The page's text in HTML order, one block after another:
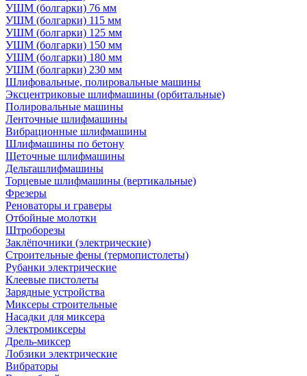
УШМ (болгарки) 76 мм
УШМ (болгарки) 115 мм
УШМ (болгарки) 125 мм
УШМ (болгарки) 150 мм
УШМ (болгарки) 180 мм
УШМ (болгарки) 230 мм
Шлифовальные, полировальные машины
Эксцентриковые шлифмашины (орбитальные)
Полировальные машины
Ленточные шлифмашины
Вибрационные шлифмашины
Шлифмашины по бетону
Щеточные шлифмашины
Дельташлифмашины
Торцевые шлифмашины (вертикальные)
Фрезеры
Реноваторы и граверы
Отбойные молотки
Штроборезы
Заклёпочники (электрические)
Строительные фены (термопистолеты)
Рубанки электрические
Клеевые пистолеты
Зарядные устройства
Миксеры строительные
Насадки для миксера
Электромиксеры
Дрель-миксер
Лобзики электрические
Вибраторы